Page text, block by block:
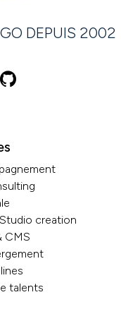
DEPUIS 2002
creation
CMS
talents